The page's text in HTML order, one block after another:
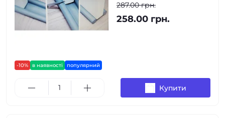
-10% в наявності популярний
287.00 грн.
258.00 грн.
Купити